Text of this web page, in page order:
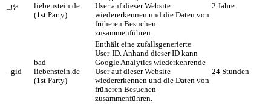
_ga
liebenstein.de
(1st Party)
User auf dieser Website
wiedererkennen und die Daten von
früheren Besuchen
zusammenführen.
2 Jahre
_gid
bad-
liebenstein.de
(1st Party)
Enthält eine zufallsgenerierte
User-ID. Anhand dieser ID kann
Google Analytics wiederkehrende
User auf dieser Website
wiedererkennen und die Daten von
früheren Besuchen
zusammenführen.
24 Stunden